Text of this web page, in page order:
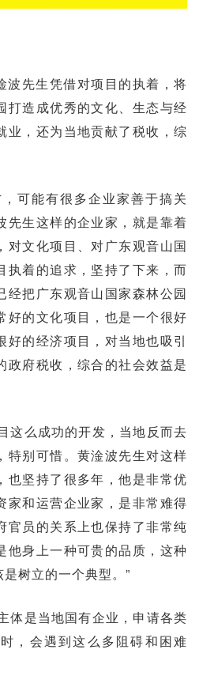
波先生凭借对项目的执着，将
打造成优秀的文化、生态与经
业，还为当地贡献了税收，综
可能有很多企业家善于搞关
先生这样的企业家，就是靠着
对文化项目、对广东观音山国
执着的追求，坚持了下来，而
经把广东观音山国家森林公园
好的文化项目，也是一个很好
好的经济项目，对当地也吸引
政府税收，综合的社会效益是
这么成功的开发，当地反而去
特别可惜。黄淦波先生对这样
也坚持了很多年，他是非常优
家和运营企业家，是非常难得
官员的关系上也保持了非常纯
他身上一种可贵的品质，这种
树立的一个典型。”
体是当地国有企业，申请各类
，会遇到这么多阻碍和困难